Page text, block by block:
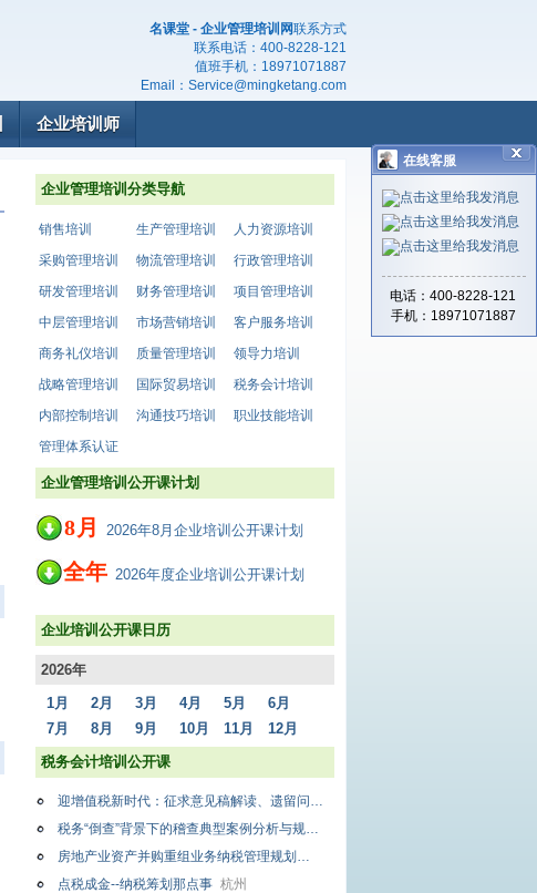
名课堂 - 企业管理培训网联系方式
联系电话： 400-8228-121
值班手机： 18971071887
Email： Service@mingketang.com
企业培训师
企业管理培训分类导航
销售培训 生产管理培训
人力资源培训
采购管理培训
物流管理培训
行政管理培训
研发管理培训
财务管理培训
项目管理培训
中层管理培训
市场营销培训
客户服务培训
商务礼仪培训
质量管理培训
领导力培训
战略管理培训
国际贸易培训
税务会计培训
内部控制培训
沟通技巧培训
职业技能培训
管理体系认证
企业管理培训公开课计划
8 月 2026年8月企业培训公开课计划
全年 2026年度企业培训公开课计划
企业培训公开课日历
2026年
1月
2月 3月 4月 5月
6月
7月
8月 9月 10月 11月
12月
税务会计培训公开课
迎增值税新时代：征求意见稿解读、遗留问题清零、过渡期合规自检
税务“倒查”背景下的稽查典型案例分析与规避策略
房地产业资产并购重组业务纳税管理规划广州
点税成金--纳税筹划那点事 杭州
在线客服
电话：400-8228-121
手机：18971071887